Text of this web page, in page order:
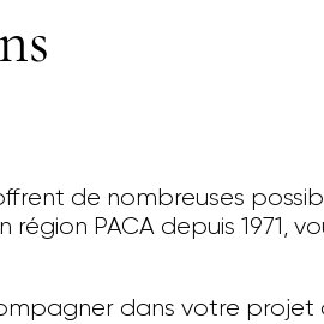
de nombreuses
PACA depuis 1971,
dans votre projet